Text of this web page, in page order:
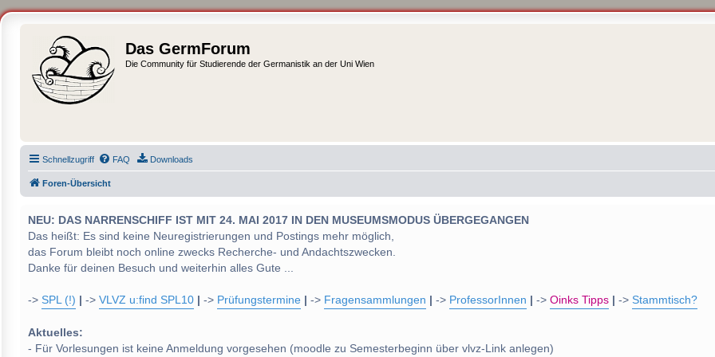
Das GermForum
Die Community für Studierende der Germanistik an der Uni Wien
Schnellzugriff FAQ Downloads
Foren-Übersicht
NEU: DAS NARRENSCHIFF IST MIT 24. MAI 2017 IN DEN MUSEUMSMODUS ÜBERGEGANGEN
Das heißt: Es sind keine Neuregistrierungen und Postings mehr möglich,
das Forum bleibt noch online zwecks Recherche- und Andachtszwecken.
Danke für deinen Besuch und weiterhin alles Gute ...
-> SPL (!) -> VLVZ u:find SPL10 -> Prüfungstermine -> Fragensammlungen -> ProfessorInnen -> Oinks Tipps -> Stammtisch?
Aktuelles:
- Für Vorlesungen ist keine Anmeldung vorgesehen (moodle zu Semesterbeginn über vlvz-Link anlegen)